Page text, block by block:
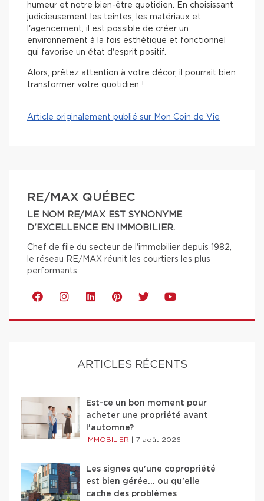
humeur et notre bien-être quotidien. En choisissant
judicieusement les teintes, les matériaux et
l'agencement, il est possible de créer un
environnement à la fois esthétique et fonctionnel
qui favorise un état d'esprit positif.
Alors, prêtez attention à votre décor, il pourrait bien
transformer votre quotidien !
Article originalement publié sur Mon Coin de Vie
RE/MAX QUÉBEC
LE NOM RE/MAX EST SYNONYME
D'EXCELLENCE EN IMMOBILIER.
Chef de file du secteur de l'immobilier depuis 1982,
le réseau RE/MAX réunit les courtiers les plus
performants.
ARTICLES RÉCENTS
Est-ce un bon moment pour
acheter une propriété avant
l'automne?
IMMOBILIER 7 août 2026
Les signes qu'une copropriété
est bien gérée… ou qu'elle
cache des problèmes